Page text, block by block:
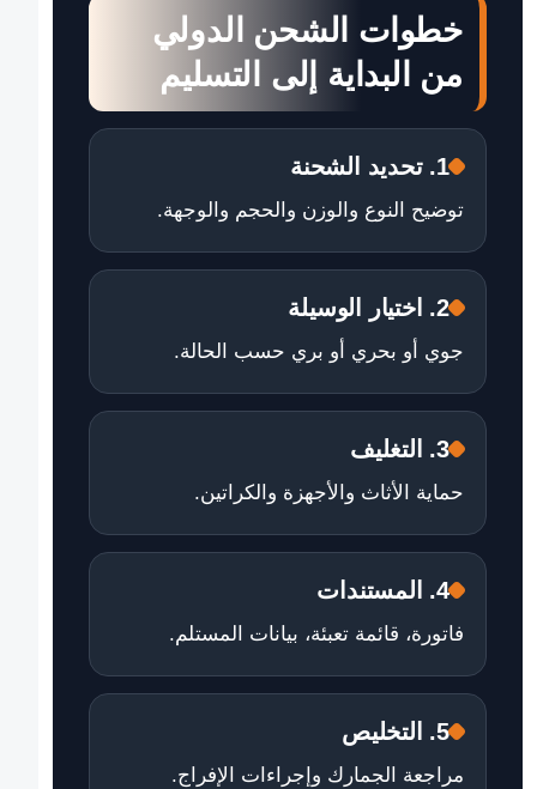
خطوات الشحن الدولي
من البداية إلى التسليم
1. تحديد الشحنة
توضيح النوع والوزن والحجم والوجهة.
2. اختيار الوسيلة
جوي أو بحري أو بري حسب الحالة.
3. التغليف
حماية الأثاث والأجهزة والكراتين.
4. المستندات
فاتورة، قائمة تعبئة، بيانات المستلم.
5. التخليص
مراجعة الجمارك وإجراءات الإفراج.